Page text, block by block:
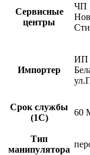
Сервисные
центры
ЧП
Импортер
ИП
Срок службы
(1С)
60
Тип
манипулятора